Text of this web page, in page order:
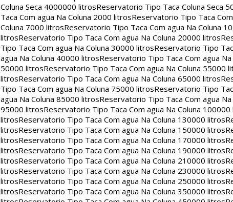
Coluna Seca 4000000 litrosReservatorio Tipo Taca Coluna Seca
Taca Com agua Na Coluna 2000 litrosReservatorio Tipo Taca
Coluna 7000 litrosReservatorio Tipo Taca Com agua Na Coluna
litrosReservatorio Tipo Taca Com agua Na Coluna 20000 litros
Tipo Taca Com agua Na Coluna 30000 litrosReservatorio Tipo
agua Na Coluna 40000 litrosReservatorio Tipo Taca Com agua
50000 litrosReservatorio Tipo Taca Com agua Na Coluna 55000
litrosReservatorio Tipo Taca Com agua Na Coluna 65000 litros
Tipo Taca Com agua Na Coluna 75000 litrosReservatorio Tipo
agua Na Coluna 85000 litrosReservatorio Tipo Taca Com agua
95000 litrosReservatorio Tipo Taca Com agua Na Coluna
litrosReservatorio Tipo Taca Com agua Na Coluna 130000 litros
litrosReservatorio Tipo Taca Com agua Na Coluna 150000 litros
litrosReservatorio Tipo Taca Com agua Na Coluna 170000 litros
litrosReservatorio Tipo Taca Com agua Na Coluna 190000 litros
litrosReservatorio Tipo Taca Com agua Na Coluna 210000 litros
litrosReservatorio Tipo Taca Com agua Na Coluna 230000 litros
litrosReservatorio Tipo Taca Com agua Na Coluna 250000 litros
litrosReservatorio Tipo Taca Com agua Na Coluna 350000 litros